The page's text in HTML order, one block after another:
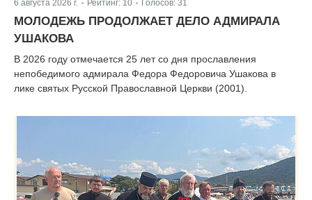
6 августа 2026 г. | Рейтинг: 10 Голосов: 31
МОЛОДЕЖЬ ПРОДОЛЖАЕТ ДЕЛО АДМИРАЛА
УШАКОВА
В 2026 году отмечается 25 лет со дня прославления
непобедимого адмирала Федора Федоровича Ушакова в
лике святых Русской Православной Церкви (2001).